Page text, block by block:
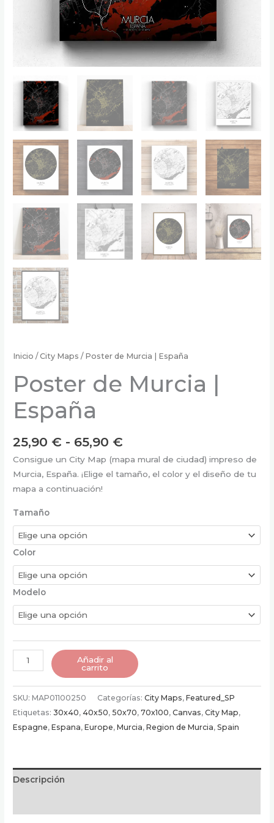
Inicio /City Maps / Poster de Murcia | España
Poster de Murcia |
España
25,90 € - 65,90 €
de
precios:
65,90 €
Consigue un City Map (mapa mural de ciudad) impreso de
Murcia, España. ¡Elige el tamaño, el color y el diseño de tu
mapa a continuación!
Tamaño
Color
Modelo
Poster
de
Murcia
|
España
cantidad
Añadir al
carrito
SKU:MAP01100250 Categorías:City Maps,Featured_SP
Etiquetas:30x40,40x50,50x70,70x100,Canvas,City Map,
Espagne,Espana,Europe,Murcia,Region de Murcia,Spain
Descripción